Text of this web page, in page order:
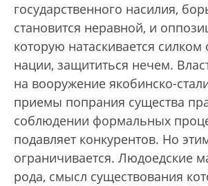
государственного насилия,
становится неравной, и
которую натаскивается силком
нации, защититься нечем.
на вооружение якобинско-
приемы попрания существа
соблюдении формальных
подавляет конкурентов. Но
ограничивается. Людоедские
рода, смысл существования